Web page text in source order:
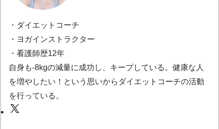
・ダイエットコーチ
・ヨガインストラクター
・看護師歴12年
自身も-8kgの減量に成功し、キープしている。健康な人
を増やしたい！という思いからダイエットコーチの活動
を行っている。